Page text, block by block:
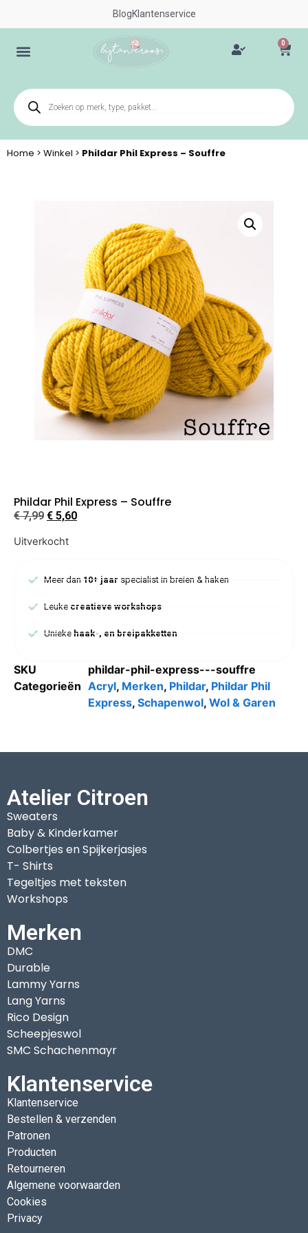
BlogKlantenservice
0
Home > Winkel > Phildar Phil Express – Souffre
Phildar Phil Express – Souffre
€7,99 € 5,60
Uitverkocht
Meer dan 10+ jaar specialist in breien & haken
Leuke creatieve workshops
Uniekehaak-, en breipakketten
SKU
phildar-phil-express---souffre
Categorieën Acryl, Merken, Phildar, Phildar Phil
Express, Schapenwol, Wol & Garen
Atelier Citroen
Sweaters
Baby & Kinderkamer
Colbertjes en Spijkerjasjes
T- Shirts
Tegeltjes met teksten
Workshops
Merken
DMC
Durable
Lammy Yarns
Lang Yarns
Rico Design
Scheepjeswol
SMC Schachenmayr
Klantenservice
Klantenservice
Bestellen & verzenden
Patronen
Producten
Retourneren
Algemene voorwaarden
Cookies
Privacy